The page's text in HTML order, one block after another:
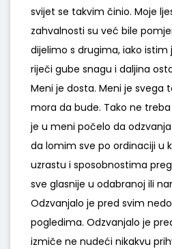
svijet se takvim činio. Moje
zahvalnosti su već bile
dijelimo s drugima, iako
riječi gube snagu i daljina
Meni je dosta. Meni je svega
mora da bude. Tako ne
je u meni počelo da
da lomim sve po ordinaciji u
uzrastu i sposobnostima
sve glasnije u odabranoj ili
Odzvanjalo je pred svim
pogledima. Odzvanjalo je
izmiče ne nudeći nikakvu